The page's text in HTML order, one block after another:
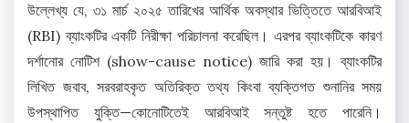
উল্লেখ্য যে, ৩১ মার্চ ২০২৫ তারিখের আর্থিক অবস্থার ভিত্তিতে আরবিআই
(RBI) ব্যাংকটির একটি নিরীক্ষা পরিচালনা করেছিল। এরপর ব্যাংকটিকে কারণ
দর্শানোর নোটিশ (show-cause notice) জারি করা হয়। ব্যাংকটির
লিখিত জবাব, সরবরাহকৃত অতিরিক্ত তথ্য কিংবা ব্যক্তিগত শুনানির সময়
উপস্থাপিত যুক্তি—কোনোটিতেই আরবিআই সন্তুষ্ট হতে পারেনি।